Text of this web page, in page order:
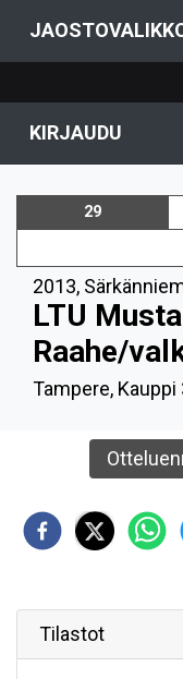
KIRJAUDU
29
2013,
LTU
Raahe/
Tampere, Kauppi
Tilastot